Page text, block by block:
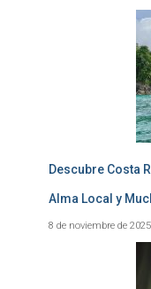
Descubre Costa
Alma Local y
8 de noviembre de 2025